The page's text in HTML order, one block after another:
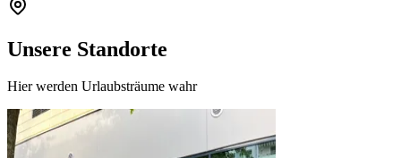
Unsere Standorte
Hier werden Urlaubsträume wahr